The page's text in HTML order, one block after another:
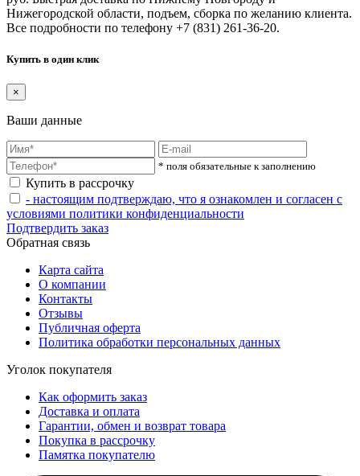
Нижегородской области, подъем, сборка по желанию клиента.
Все подробности по телефону +7 (831) 261-36-20.
Купить в один клик
×
Ваши данные
* поля обязательные к заполнению
Купить в рассрочку
- настоящим подтверждаю, что я ознакомлен и согласен с
условиями политики конфиденциальности
Подтвердить заказ
Обратная связь
Карта сайта
О компании
Контакты
Отзывы
Публичная оферта
Политика обработки персональных данных
Уголок покупателя
Как оформить заказ
Доставка и оплата
Гарантии, обмен и возврат товара
Покупка в рассрочку
Памятка покупателю